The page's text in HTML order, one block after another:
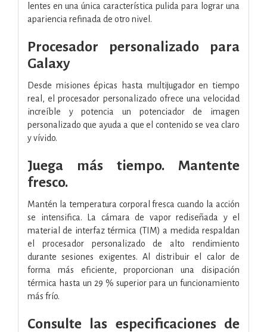
lentes en una única característica pulida para lograr una
apariencia refinada de otro nivel.
Procesador personalizado para
Galaxy
Desde misiones épicas hasta multijugador en tiempo
real, el procesador personalizado ofrece una velocidad
increíble y potencia un potenciador de imagen
personalizado que ayuda a que el contenido se vea claro
y vívido.
Juega más tiempo. Mantente
fresco.
Mantén la temperatura corporal fresca cuando la acción
se intensifica. La cámara de vapor rediseñada y el
material de interfaz térmica (TIM) a medida respaldan
el procesador personalizado de alto rendimiento
durante sesiones exigentes. Al distribuir el calor de
forma más eficiente, proporcionan una disipación
térmica hasta un 29 % superior para un funcionamiento
más frío.
Consulte las especificaciones de